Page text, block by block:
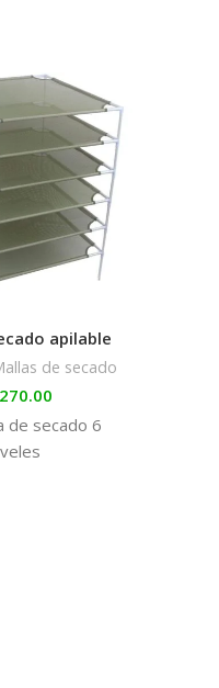
apilable
de secado
de secado 6